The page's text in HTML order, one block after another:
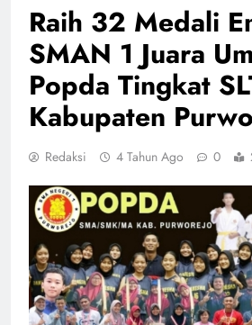
Raih 32 Medali
SMAN 1 Juara
Popda Tingkat
Kabupaten
Redaksi 4 Tahun Ago 0